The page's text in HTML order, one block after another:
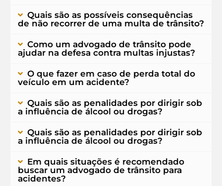
Quais são as possíveis consequências
de não recorrer de uma multa de trânsito?
Como um advogado de trânsito pode
ajudar na defesa contra multas injustas?
O que fazer em caso de perda total do
veículo em um acidente?
Quais são as penalidades por dirigir sob
a influência de álcool ou drogas?
Quais são as penalidades por dirigir sob
a influência de álcool ou drogas?
Em quais situações é recomendado
buscar um advogado de trânsito para
acidentes?